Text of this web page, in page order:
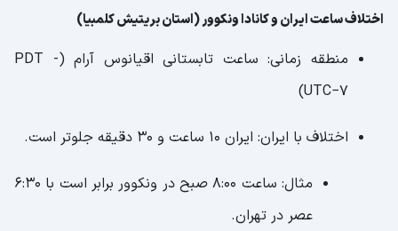
اختلاف ساعت ایران و کانادا ونکوور (استان بریتیش کلمبیا)
منطقه زمانی: ساعت تابستانی اقیانوس آرام (PDT -
UTC−7)
اختلاف با ایران: ایران ۱۰ ساعت و ۳۰ دقیقه جلوتر است.
مثال: ساعت ۸:۰۰ صبح در ونکوور برابر است با ۶:۳۰
عصر در تهران.